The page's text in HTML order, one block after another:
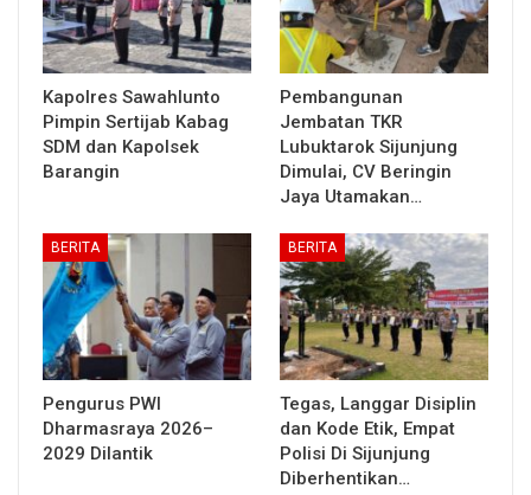
Kapolres Sawahlunto
Pimpin Sertijab Kabag
SDM dan Kapolsek
Barangin
Pembangunan
Jembatan TKR
Lubuktarok Sijunjung
Dimulai, CV Beringin
Jaya Utamakan…
BERITA
Pengurus PWI
Dharmasraya 2026–
2029 Dilantik
BERITA
Tegas, Langgar Disiplin
dan Kode Etik, Empat
Polisi Di Sijunjung
Diberhentikan…